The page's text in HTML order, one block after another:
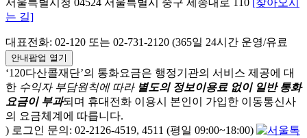
서울특별시청 04524 서울특별시 중구 세종대로 110 [찾아오시
는 길]
대표전화: 02-120 또는 02-731-2120 (365일 24시간 운영/유료
안내팝업 열기
‘120다산콜재단’의 통화요금은 행정기관의 서비스 제공에 대
한 수익자 부담원칙에 따라 별도의 정보이용료 없이 일반 통화
요금이 부과되며 휴대전화 이용시 본인이 가입한 이동통신사
의 요금체계에 따릅니다.
) 로그인 문의: 02-2126-4519, 4511 (평일 09:00~18:00)